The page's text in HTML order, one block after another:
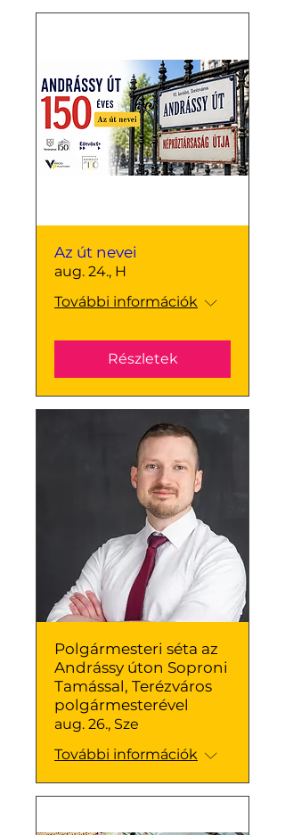
Az út nevei
aug. 24., H
További információk
Részletek
Polgármesteri séta az
Andrássy úton Soproni
Tamással, Terézváros
polgármesterével
aug. 26., Sze
További információk